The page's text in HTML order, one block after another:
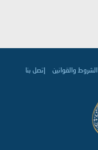
الشروط والقوانين إتصل بنا